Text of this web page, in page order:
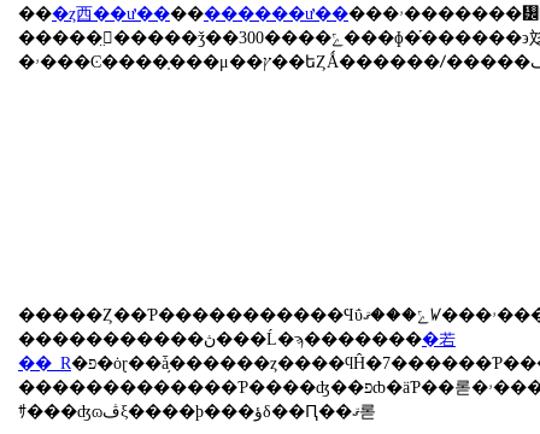
���ȥ西��ư����������ư�����ۥ�������᡼�����ϡ�Ķ�߹⤬³���桢���줾��˹�����������ΰݻ����忴���Ƥ��롣�ȥ西
�����̤򶯲�����ǯ��300����ݻ���ɸ�֡������϶彣�ؤ��������եȤˤ�ꡢǯ��100����������ݻ���ޤ����Ȥ��Ƥ��롣
�����Ȥ��Ƥ�����������Ϥΰݻ���ޤꤿ���ۥ���ι����ϡ��ڻԾ�����Ͽޤ��ɤ��ؤ����ǽ�������롣
�����������ڽ���Ĺ�ϡ��������若
��_R�פ�ȯɽ��ǡ֥������ȥ����ϥĤ�7������Ƥ����Ծ����꤬���äƤ���������5ǯ�Ǥɤ��ʤ뤫
�������������Ƥ����ʤ��פȸ�äƤ��롣�ۥ���ˤ��ڶ����ϥ᡼�����ƼҤηڳ�ȯ������®��������̤⤢��ȹͤ���졢ǳ����ǽ���
ｻ���ʤɷڤξ����ϸ���ؤδ��Ԥ��ޤ롣